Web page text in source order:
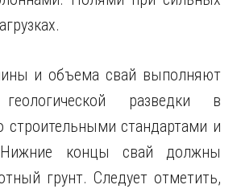
и объема свай выполняют
разведки в
строительными стандартами и
Нижние концы свай должны
грунт. Следует отметить,